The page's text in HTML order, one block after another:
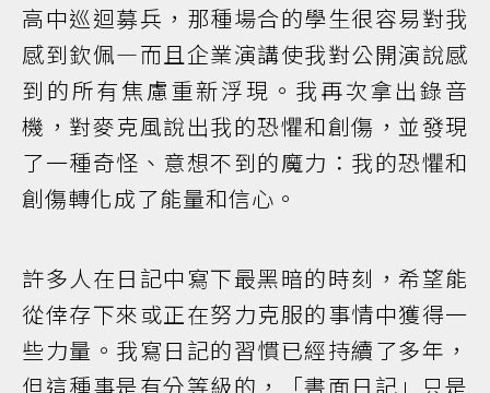
高中巡迴募兵，那種場合的學生很容易對我
感到欽佩—而且企業演講使我對公開演說感
到的所有焦慮重新浮現。我再次拿出錄音
機，對麥克風說出我的恐懼和創傷，並發現
了一種奇怪、意想不到的魔力：我的恐懼和
創傷轉化成了能量和信心。
許多人在日記中寫下最黑暗的時刻，希望能
從倖存下來或正在努力克服的事情中獲得一
些力量。我寫日記的習慣已經持續了多年，
但這種事是有分等級的，「書面日記」只是